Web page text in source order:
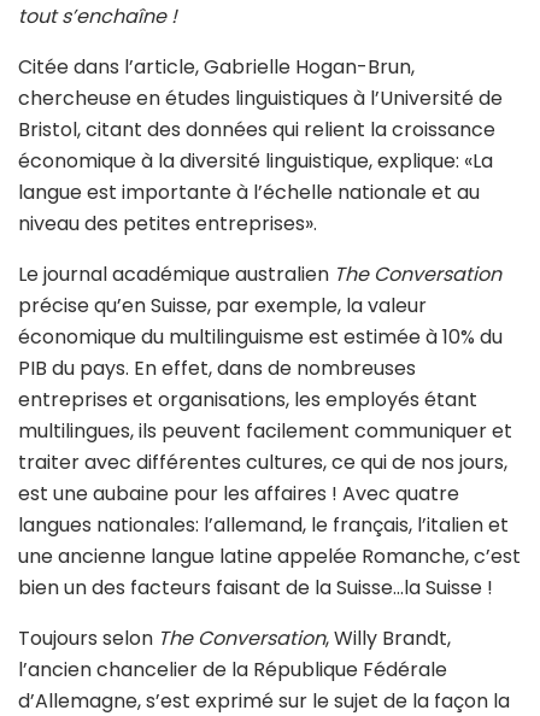
tout s’enchaîne !
Citée dans l’article, Gabrielle Hogan-Brun,
chercheuse en études linguistiques à l’Université de
Bristol, citant des données qui relient la croissance
économique à la diversité linguistique, explique: «La
langue est importante à l’échelle nationale et au
niveau des petites entreprises».
Le journal académique australien The Conversation
précise qu’en Suisse, par exemple, la valeur
économique du multilinguisme est estimée à 10% du
PIB du pays. En effet, dans de nombreuses
entreprises et organisations, les employés étant
multilingues, ils peuvent facilement communiquer et
traiter avec différentes cultures, ce qui de nos jours,
est une aubaine pour les affaires ! Avec quatre
langues nationales: l’allemand, le français, l’italien et
une ancienne langue latine appelée Romanche, c’est
bien un des facteurs faisant de la Suisse…la Suisse !
Toujours selon The Conversation, Willy Brandt,
l’ancien chancelier de la République Fédérale
d’Allemagne, s’est exprimé sur le sujet de la façon la